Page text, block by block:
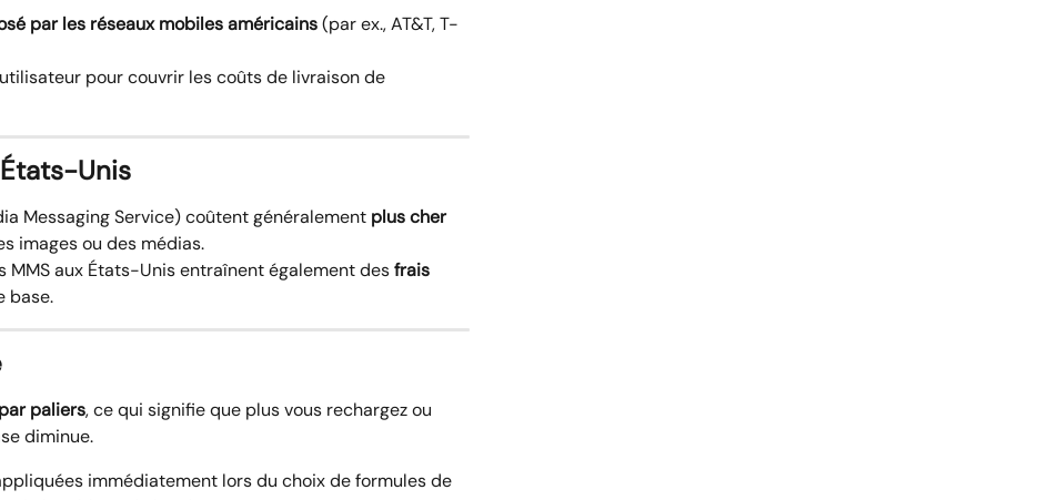
par les réseaux mobiles américains (par ex., AT&T, T-
pour couvrir les coûts de livraison de
Unis
Messaging Service) coûtent généralement plus cher
images ou des médias.
MMS aux États-Unis entraînent également des frais
base.
paliers, ce qui signifie que plus vous rechargez ou
diminue.
immédiatement lors du choix de formules de